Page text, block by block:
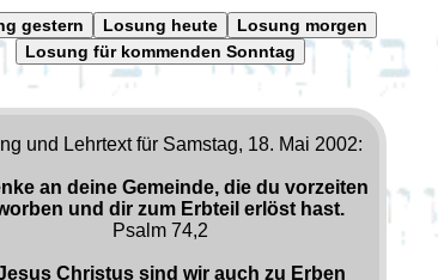
gestern Losung heute
Losung morgen
Losung für kommenden Sonntag
und Lehrtext für Samstag, 18. Mai 2002:
an deine Gemeinde, die du vorzeiten
und dir zum Erbteil erlöst hast.
Psalm 74,2
Christus sind wir auch zu Erben